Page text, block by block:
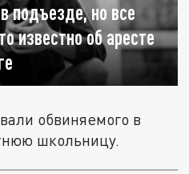
подъезде, но все
известно об аресте
обвиняемого в
школьницу.